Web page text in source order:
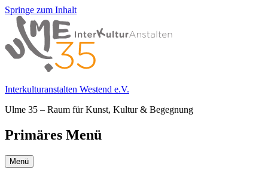
Springe zum Inhalt
Interkulturanstalten Westend e.V.
Ulme 35 – Raum für Kunst, Kultur & Begegnung
Primäres Menü
Menü